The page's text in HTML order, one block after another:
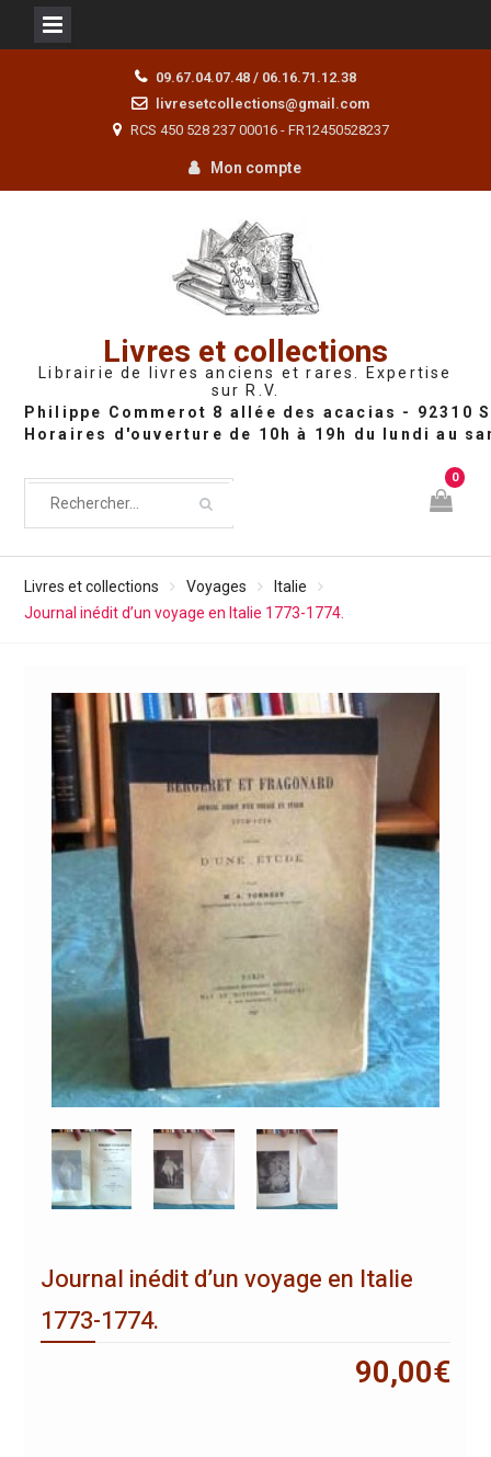
09.67.04.07.48 / 06.16.71.12.38
livresetcollections@gmail.com
RCS 450 528 237 00016 - FR12450528237
Mon compte
Livres et collections
Librairie de livres anciens et rares. Expertise
sur R.V.
0
Livres et collections Voyages
Italie
Journal inédit d’un voyage en Italie 1773-1774.
Journal inédit d’un voyage en Italie
1773-1774.
90,00€